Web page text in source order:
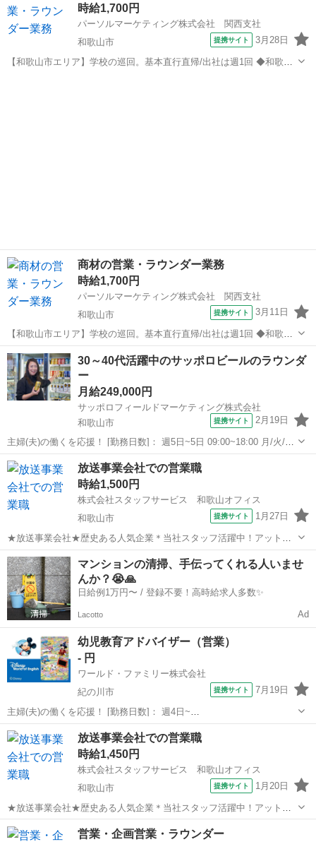
時給1,700円
パーソルマーケティング株式会社 関西支社
和歌山市
提携サイト 3月28日
【和歌山市エリア】学校の巡回。基本直行直帰/出社は週1回 ◆和歌山
商材の営業・ラウンダー業務
時給1,700円
パーソルマーケティング株式会社 関西支社
和歌山市
提携サイト 3月11日
【和歌山市エリア】学校の巡回。基本直行直帰/出社は週1回 ◆和歌山
市の小中学校訪問 4年に1度の改定に向けて、理科・数学の教科書を使
用している先生から、使用感やニーズを集めます。 火曜～金曜、直行
直帰、1日2～6件訪問、商談...
和歌山 和歌山市 営業
30～40代活躍中のサッポロビールのラウンダ
ー
月給249,000円
サッポロフィールドマーケティング株式会社
和歌山市
提携サイト 2月19日
主婦(夫)の働くを応援！ [勤務日数]： 週5日~5日 09:00~18:00 月/火/水/
木/金 [勤務地・最寄駅]： 和歌山県和歌山市 ※和歌山市・大阪府泉南
市およびその周辺内特定エリアを巡回していただきます。 サッ...
和歌山 和歌山市 営業
放送事業会社での営業職
時給1,500円
株式会社スタッフサービス 和歌山オフィス
和歌山市
提携サイト 1月27日
★放送事業会社★歴史ある人気企業＊当社スタッフ活躍中！アットホ
ームな環境です♪ 【お仕事の内容】受信契約の締結、受信契約者
の転入に伴う住所変更の勧奨および手続き、受信料の未収者に対する
支払依頼および手続き‥など。 ※週...
和歌山 和歌山市
マンションの清掃、手伝ってくれる人いませ
んか？😭🙏
日給例1万円〜 / 登録不要！高時給求人多数✨
Lacotto Ad
幼児教育アドバイザー（営業）
- 円
ワールド・ファミリー株式会社
紀の川市
提携サイト 7月19日
主婦(夫)の働くを応援！ [勤務日数]： 週4日~
10:00~17:00/10:00~16:00/10:00~15:00/09:30~14:00 [勤務地・最寄
駅]： 和歌山県紀の川市 ※勤務エリア選択可 ワールド・...
和歌山 紀の川市 営業
放送事業会社での営業職
時給1,450円
株式会社スタッフサービス 和歌山オフィス
和歌山市
提携サイト 1月20日
★放送事業会社★歴史ある人気企業＊当社スタッフ活躍中！アットホ
ームな環境です♪ 【お仕事の内容】受信契約の締結、受信契約者
の転入に伴う住所変更の勧奨および手続き、受信料の未収者に対する
和歌山 和歌山市 営業
営業・企画営業・ラウンダー